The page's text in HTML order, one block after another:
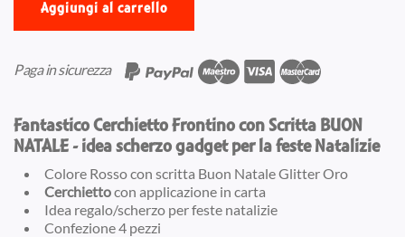
Aggiungi al carrello
Paga in sicurezza
Fantastico Cerchietto Frontino con Scritta BUON
NATALE - idea scherzo gadget per la feste Natalizie
Colore Rosso con scritta Buon Natale Glitter Oro
Cerchiettocon applicazione in carta
Idea regalo/scherzo per feste natalizie
Confezione 4 pezzi